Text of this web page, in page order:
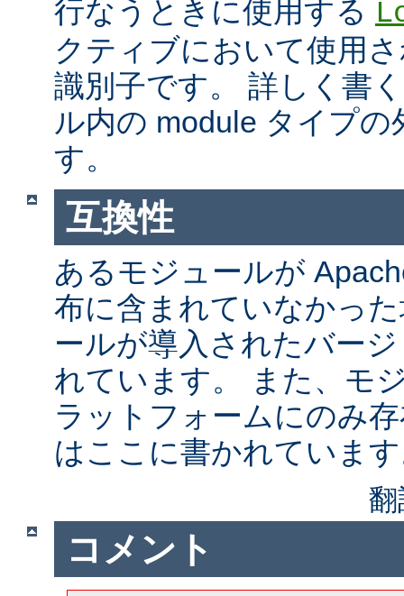
行なうときに使用する
クティブにおいて使用
識別子です。 詳しく書
ル内の module タイプの
す。
互換性
あるモジュールが
布に含まれていなかっ
ールが導入されたバー
れています。 また、モ
ラットフォームにのみ
はここに書かれていま
コメント